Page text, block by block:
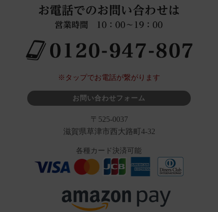
※タップでお電話が繋がります
お問い合わせフォーム
〒525-0037
滋賀県草津市西大路町4-32
各種カード決済可能